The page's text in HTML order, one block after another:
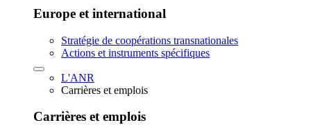
Europe et international
Stratégie de coopérations transnationales
Actions et instruments spécifiques
L'ANR
Carrières et emplois
Carrières et emplois